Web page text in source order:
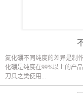
氮化硼不同纯度的差异是制
化硼是纯度在99%以上的产
刀具之类使用...